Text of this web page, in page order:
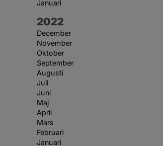
Januari
År:
2022
December
November
Oktober
September
Augusti
Juli
Juni
Maj
April
Mars
Februari
Januari